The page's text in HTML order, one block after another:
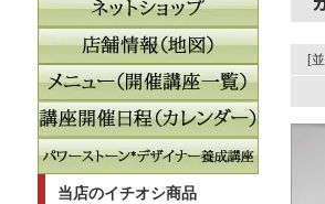
当店のイチオシ商品
[